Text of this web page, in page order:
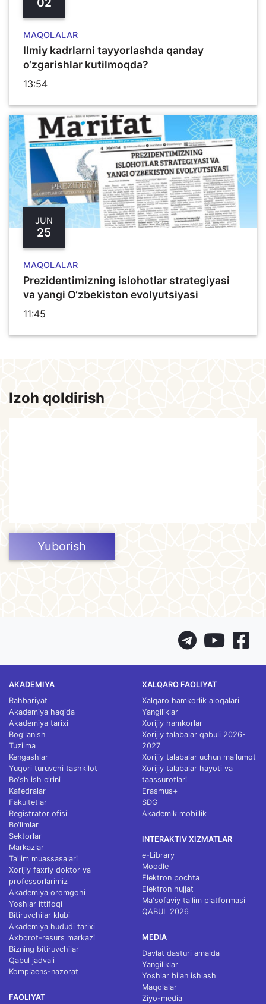
MAQOLALAR
Ilmiy kadrlarni tayyorlashda qanday
o‘zgarishlar kutilmoqda?
13:54
JUN
25
MAQOLALAR
Prezidentimizning islohotlar strategiyasi
va yangi O‘zbekiston evolyutsiyasi
11:45
Izoh qoldirish
Yuborish
AKADEMIYA
Rahbariyat
Akademiya haqida
Akademiya tarixi
Bog'lanish
Tuzilma
Kengashlar
Yuqori turuvchi tashkilot
Bo‘sh ish o‘rini
Kafedralar
Fakultetlar
Registrator ofisi
Bo‘limlar
Sektorlar
Markazlar
Ta'lim muassasalari
Xorijiy faxriy doktor va
professorlarimiz
Akademiya oromgohi
Yoshlar ittifoqi
Bitiruvchilar klubi
Akademiya hududi tarixi
Axborot-resurs markazi
Bizning bitiruvchilar
Qabul jadvali
Komplaens-nazorat
FAOLIYAT
XALQARO FAOLIYAT
Xalqaro hamkorlik aloqalari
Yangiliklar
Xorijiy hamkorlar
Xorijiy talabalar qabuli 2026-
2027
Xorijiy talabalar uchun ma'lumot
Xorijiy talabalar hayoti va
taassurotlari
Erasmus+
SDG
Akademik mobillik
INTERAKTIV XIZMATLAR
e-Library
Moodle
Elektron pochta
Elektron hujjat
Ma'sofaviy ta'lim platformasi
QABUL 2026
MEDIA
Davlat dasturi amalda
Yangiliklar
Yoshlar bilan ishlash
Maqolalar
Ziyo-media